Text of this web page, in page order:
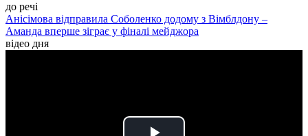
до речі
Анісімова відправила Соболенко додому з Вімблдону –
Аманда вперше зіграє у фіналі мейджора
відео дня